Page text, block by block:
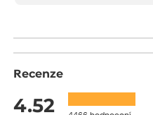
Recenze
4.52